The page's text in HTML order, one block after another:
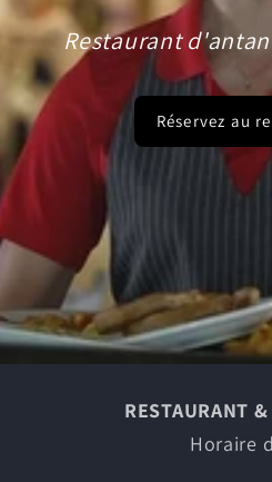
Restaurant
Réservez au
RESTAURANT
Horaire